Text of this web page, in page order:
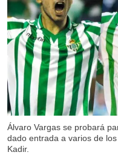
Álvaro Vargas se probará
dado entrada a varios de
Kadir.